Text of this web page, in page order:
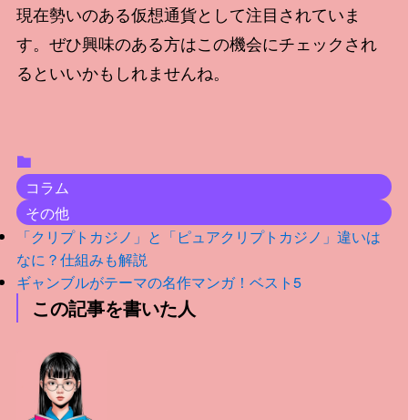
現在勢いのある仮想通貨として注目されていま
す。ぜひ興味のある方はこの機会にチェックされ
るといいかもしれませんね。
コラム
その他
「クリプトカジノ」と「ピュアクリプトカジノ」違いは
なに？仕組みも解説
ギャンブルがテーマの名作マンガ！ベスト5
この記事を書いた人